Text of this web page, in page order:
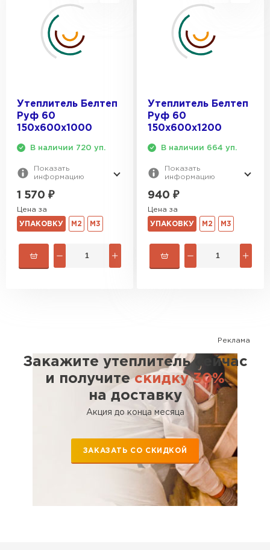
Утеплитель Белтеп
Руф 60
150х600х1000
В наличии 720 уп.
Показать
информацию
1 570 ₽
Цена за
УПАКОВКУ М2 М3
Утеплитель Белтеп
Руф 60
150х600х1200
В наличии 664 уп.
Показать
информацию
940 ₽
Цена за
УПАКОВКУ М2 М3
Реклама
Закажите утеплитель сейчас
и получитескидку 30%
на доставку
Акция до конца месяца
ЗАКАЗАТЬ СО СКИДКОЙ